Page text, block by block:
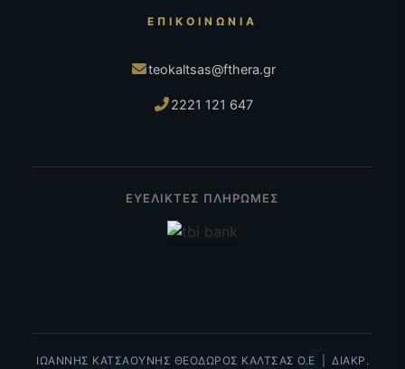
ΕΠΙΚΟΙΝΩΝΊΑ
teokaltsas@fthera.gr
2221 121 647
ΕΥΕΛΙΚΤΕΣ ΠΛΗΡΩΜΕΣ
ΙΩΑΝΝΗΣ ΚΑΤΣΑΟΥΝΗΣ ΘΕΟΔΩΡΟΣ ΚΑΛΤΣΑΣ Ο.Ε | ΔΙΑΚΡ.